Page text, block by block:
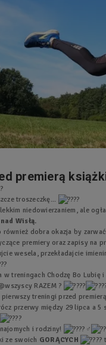
premierą
troszeczkę...
niedowierzaniem, ale
Wisłą.
również dobra okazja by
premiery oraz zapisy na
wesela, przekładajcie
w treningach Chodzę Bo Lubię
RAZEM ?
treningi przed
przerwy między 29 lipca a 5
i rodziny!
ze swoich GORĄCYCH